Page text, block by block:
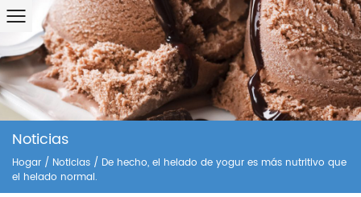
Noticias
Hogar / Noticias / De hecho, el helado de yogur es más nutritivo que
el helado normal.